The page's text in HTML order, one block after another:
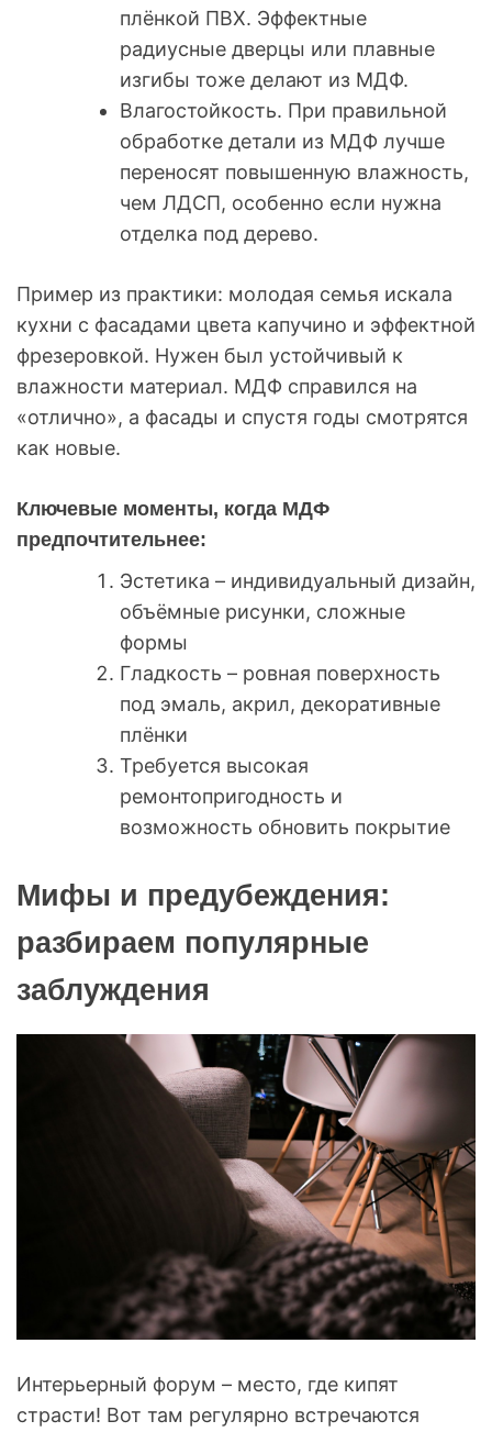
плёнкой ПВХ. Эффектные
радиусные дверцы или плавные
изгибы тоже делают из МДФ.
Влагостойкость. При правильной
обработке детали из МДФ лучше
переносят повышенную влажность,
чем ЛДСП, особенно если нужна
отделка под дерево.
Пример из практики: молодая семья искала
кухни с фасадами цвета капучино и эффектной
фрезеровкой. Нужен был устойчивый к
влажности материал. МДФ справился на
«отлично», а фасады и спустя годы смотрятся
как новые.
Ключевые моменты, когда МДФ
предпочтительнее:
Эстетика – индивидуальный дизайн,
объёмные рисунки, сложные
формы
Гладкость – ровная поверхность
под эмаль, акрил, декоративные
плёнки
Требуется высокая
ремонтопригодность и
возможность обновить покрытие
Мифы и предубеждения:
разбираем популярные
заблуждения
Интерьерный форум – место, где кипят
страсти! Вот там регулярно встречаются